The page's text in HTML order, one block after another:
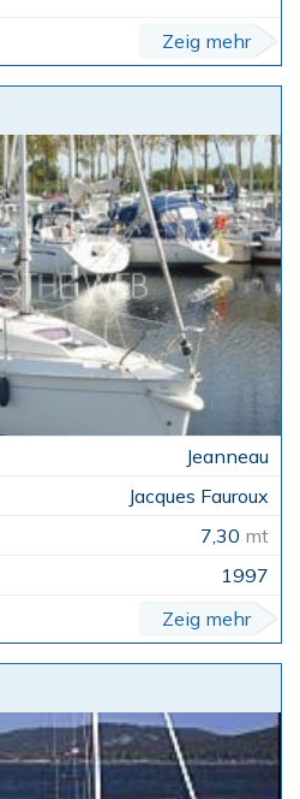
Zeig mehr
Jeanneau
Jacques Fauroux
7,30 mt
1997
Zeig mehr